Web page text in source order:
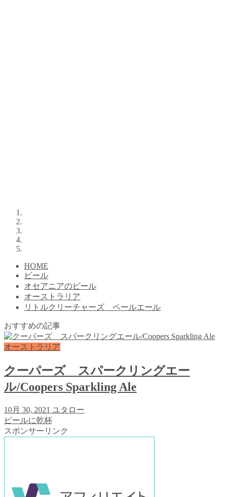
HOME
ビール
オセアニアのビール
オーストラリア
リトルクリーチャーズ ペールエール
おすすめの記事
オーストラリア
クーパーズ スパークリングエー
ル/Coopers Sparkling Ale
10月 30, 2021 ユタロー
ビールに乾杯
スポンサーリンク